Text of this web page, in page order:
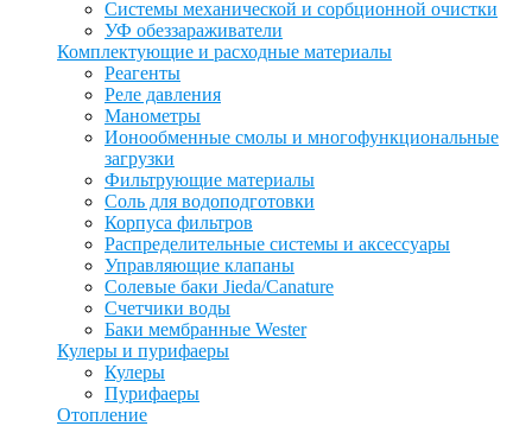
Системы механической и сорбционной очистки
УФ обеззараживатели
Комплектующие и расходные материалы
Реагенты
Реле давления
Манометры
Ионообменные смолы и многофункциональные
загрузки
Фильтрующие материалы
Соль для водоподготовки
Корпуса фильтров
Распределительные системы и аксессуары
Управляющие клапаны
Солевые баки Jieda/Canature
Счетчики воды
Баки мембранные Wester
Кулеры и пурифаеры
Кулеры
Пурифаеры
Отопление